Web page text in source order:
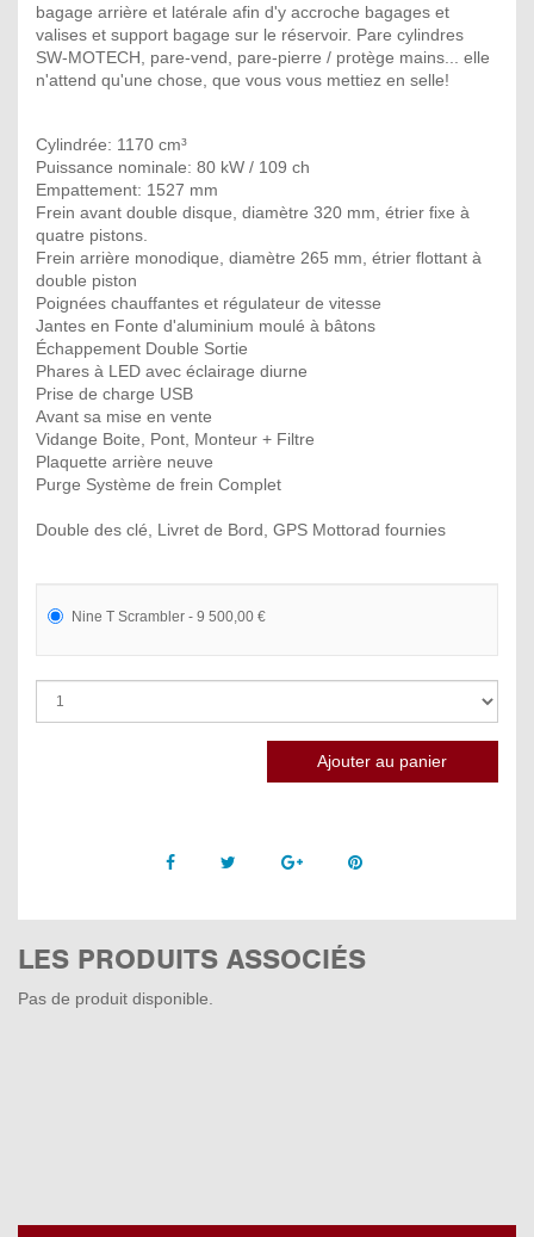
bagage arrière et latérale afin d'y accroche bagages et
valises et support bagage sur le réservoir. Pare cylindres
SW-MOTECH, pare-vend, pare-pierre / protège mains... elle
n'attend qu'une chose, que vous vous mettiez en selle!
Cylindrée: 1170 cm³
Puissance nominale: 80 kW / 109 ch
Empattement: 1527 mm
Frein avant double disque, diamètre 320 mm, étrier fixe à
quatre pistons.
Frein arrière monodique, diamètre 265 mm, étrier flottant à
double piston
Poignées chauffantes et régulateur de vitesse
Jantes en Fonte d'aluminium moulé à bâtons
Échappement Double Sortie
Phares à LED avec éclairage diurne
Prise de charge USB
Avant sa mise en vente
Vidange Boite, Pont, Monteur + Filtre
Plaquette arrière neuve
Purge Système de frein Complet
Double des clé, Livret de Bord, GPS Mottorad fournies
Nine T Scrambler - 9 500,00 €
Facebook Twitter Google +Pinterest
LES PRODUITS ASSOCIÉS
Pas de produit disponible.